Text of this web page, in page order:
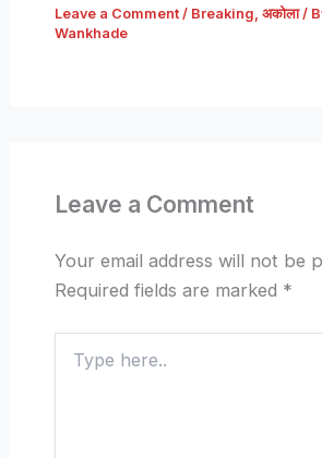
Leave a Comment / Breaking, अकोला/
Wankhade
Leave a Comment
Your email address will not be
Required fields are marked *
here..